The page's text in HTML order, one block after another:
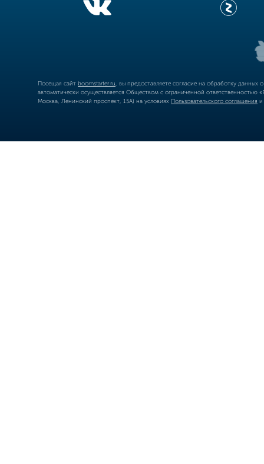
Посещая сайт boomstarter.ru , вы предоставляете согласие на обработку
автоматически осуществляется Обществом с ограниченной
Москва, Ленинский проспект, 15А) на условиях Пользовательского соглашения и